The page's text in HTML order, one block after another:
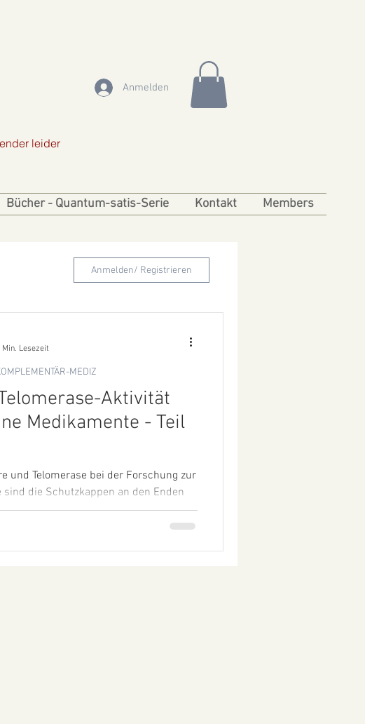
leider
Anmelden
Bücher - Quantum-satis-Serie Kontakt Members
Anmelden/ Registrieren
Aktivität
Medikamente - Teil
und Telomerase bei der Forschung zur
sind die Schutzkappen an den Enden
im...
MEDIZ
Min. Lesezeit